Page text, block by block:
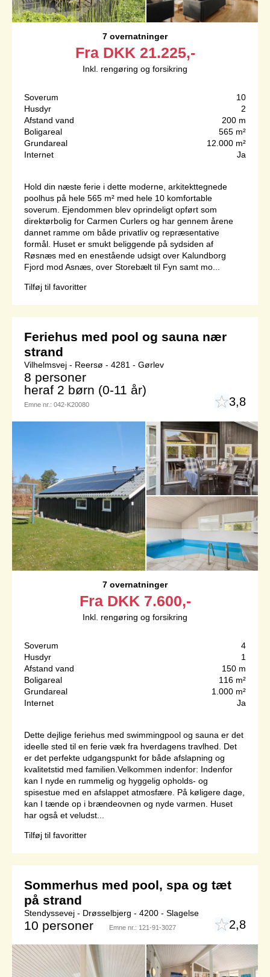
7 overnatninger
Fra DKK 21.225,-
Inkl. rengøring og forsikring
Soverum
10
Husdyr
2
Afstand vand
200 m
Boligareal
565 m²
Grundareal
12.000 m²
Internet
Ja
Hold din næste ferie i dette moderne, arkitekttegnede
poolhus på hele 565 m² med hele 10 komfortable
soverum. Ejendommen blev oprindeligt opført som
direktørbolig for Carmen Curlers og har gennem årene
dannet ramme om både privatliv og repræsentative
formål. Huset er smukt beliggende på sydsiden af
Røsnæs med en enestående udsigt over Kalundborg
Fjord mod Asnæs, over Storebælt til Fyn samt mo...
Tilføj til favoritter
Feriehus med pool og sauna nær
strand
Vilhelmsvej - Reersø - 4281 - Gørlev
8 personer
heraf 2 børn (0-11 år)
Emne nr.: 042-K20080 3,8
7 overnatninger
Fra DKK 7.600,-
Inkl. rengøring og forsikring
Soverum
4
Husdyr
1
Afstand vand
150 m
Boligareal
116 m²
Grundareal
1.000 m²
Internet
Ja
Dette dejlige feriehus med swimmingpool og sauna er det
ideelle sted til en ferie væk fra hverdagens travlhed. Det
er det perfekte udgangspunkt for både afslapning og
kvalitetstid med familien.Velkommen indenfor: Indenfor
kan I nyde en rummelig og hyggelig opholds- og
spisestue med en afslappet atmosfære. På køligere dage,
kan I tænde op i brændeovnen og nyde varmen. Huset
har også et veludst...
Tilføj til favoritter
Sommerhus med pool, spa og tæt
på strand
Stendyssevej - Drøsselbjerg - 4200 - Slagelse
10 personer Emne nr.: 121-91-3027 2,8